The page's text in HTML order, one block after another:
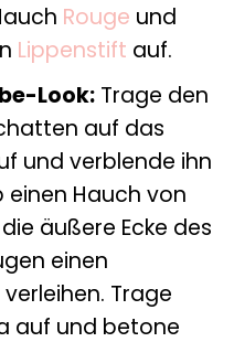
Rouge und
Lippenstift auf.
Look:Trage den
auf das
und verblende ihn
Hauch von
äußere Ecke des
einen
Trage
auf und betone